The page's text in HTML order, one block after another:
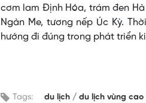
cơm lam Định Hóa, trám đen
Ngàn Me, tương nếp Úc Kỳ.
hướng đi đúng trong phát triển
Tags: du lịch du lịch vùng cao